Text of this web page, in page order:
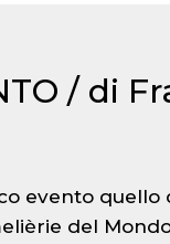
/ di
evento quello
del